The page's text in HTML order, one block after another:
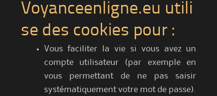
Voyanceenligne.eu utili
se des cookies pour :
Vous faciliter la vie si vous avez un
compte utilisateur (par exemple en
vous permettant de ne pas saisir
systématiquement votre mot de passe).